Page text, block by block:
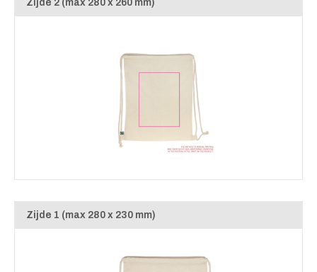
Zijde 2 (max 280 x 260 mm)
Zijde 1 (max 280 x 230 mm)